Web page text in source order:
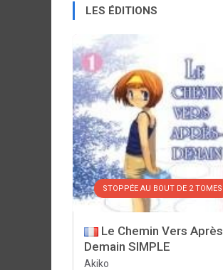
LES ÉDITIONS
STOPPÉE AU BOUT DE 2 TOMES
Le Chemin Vers Après
Demain SIMPLE
Akiko